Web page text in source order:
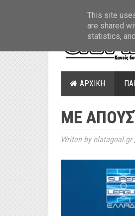
ΑΡΧΙΚΗ
ΜΕ
Writen by olatagoal.gr
This site
are shared
statistics,